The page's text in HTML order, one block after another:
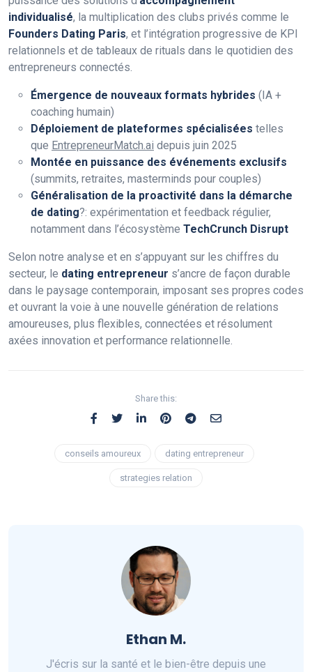
individualisé, la multiplication des clubs privés comme le
Founders Dating Paris, et l’intégration progressive de KPI
relationnels et de tableaux de rituals dans le quotidien des
entrepreneurs connectés.
Émergence de nouveaux formats hybrides (IA +
coaching humain)
Déploiement de plateformes spécialisées telles
que EntrepreneurMatch.ai depuis juin 2025
Montée en puissance des événements exclusifs
(summits, retraites, masterminds pour couples)
Généralisation de la proactivité dans la démarche
de dating?: expérimentation et feedback régulier,
notamment dans l’écosystème TechCrunch Disrupt
Selon notre analyse et en s’appuyant sur les chiffres du
secteur, le dating entrepreneur s’ancre de façon durable
dans le paysage contemporain, imposant ses propres codes
et ouvrant la voie à une nouvelle génération de relations
amoureuses, plus flexibles, connectées et résolument
axées innovation et performance relationnelle.
Share this:
conseils amoureux dating entrepreneur
strategies relation
Ethan M.
J'écris sur la santé et le bien-être depuis une